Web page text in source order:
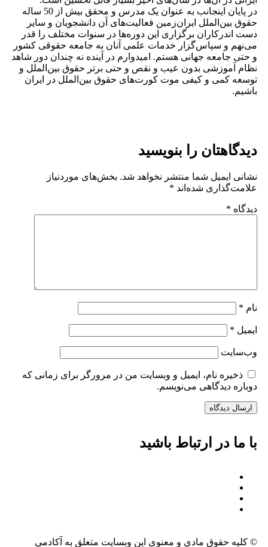
در پایان اینجانب به عنوان یک مدرس و محقق بیش از 50 ساله
حقوق بین‌الملل ایران‌زمین فعالیت‌های آن دانشجویان و سایر
دست اندرکاران برگزاری این دوره‌ها در سنوات مختلف را قدر
می‌نهم و سپاس‌گزار خدمات علمی آنان به جامعه حقوقی کشور
و حتی جامعه جهانی هستم. امیدوارم در آینده نه چندان دور شاهد
نظام آموزشی بدون عیب و نقص و حتی برتر حقوق بین‌الملل و
توسعه کمی و کیفی موت کورت‌های حقوق بین‌الملل در ایران
باشیم.
دیدگاهتان را بنویسید
نشانی ایمیل شما منتشر نخواهد شد. بخش‌های موردنیاز
علامت‌گذاری شده‌اند *
دیدگاه *
نام *
ایمیل *
وب‌سایت
ذخیره نام، ایمیل و وبسایت من در مرورگر برای زمانی که
دوباره دیدگاهی می‌نویسم.
با ما در ارتباط باشید
© کلیه حقوق مادی و معنوی این وبسایت متعلق به آکادمی